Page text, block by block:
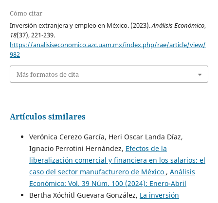
Cómo citar
Inversión extranjera y empleo en México. (2023).Análisis Económico,
18(37), 221-239.
https://analisiseconomico.azc.uam.mx/index.php/rae/article/view/
982
Más formatos de cita
Artículos similares
Verónica Cerezo García, Heri Oscar Landa Díaz,
Ignacio Perrotini Hernández, Efectos de la
liberalización comercial y financiera en los salarios: el
caso del sector manufacturero de México , Análisis
Económico: Vol. 39 Núm. 100 (2024): Enero-Abril
Bertha Xóchitl Guevara González, La inversión